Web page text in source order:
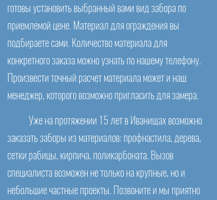
готовы установить выбранный вами вид забора по
приемлемой цене. Материал для ограждения вы
подбираете сами. Количество материала для
конкретного заказа можно узнать по нашему телефону.
Произвести точный расчет материала может и наш
менеджер, которого возможно пригласить для замера.
Уже на протяжении 15 лет в Иванищах возможно
заказать заборы из материалов: профнастила, дерева,
сетки рабицы, кирпича, поликарбоната. Вызов
специалиста возможен не только на крупные, но и
небольшие частные проекты. Позвоните и мы приятно